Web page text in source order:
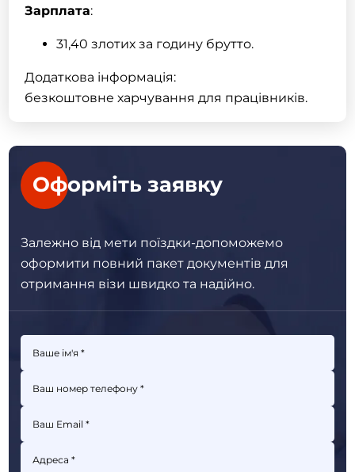
Зарплата:
31,40 злотих за годину брутто.
Додаткова інформація:
безкоштовне харчування для працівників.
Оформіть заявку
Залежно від мети поїздки-допоможемо
оформити повний пакетдокументів для
отримання візи швидко та надійно.